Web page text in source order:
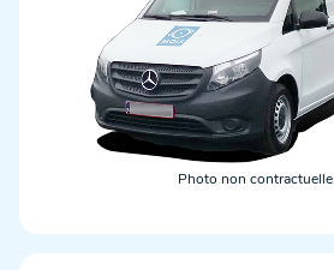
Photo non contractuelle